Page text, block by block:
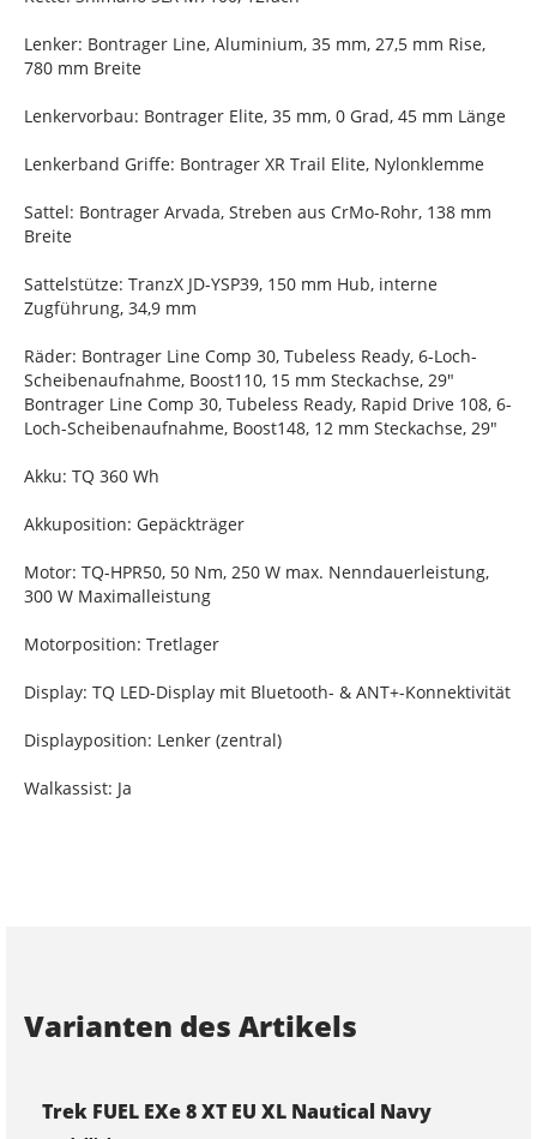
Lenker: Bontrager Line, Aluminium, 35 mm, 27,5 mm Rise,
780 mm Breite
Lenkervorbau: Bontrager Elite, 35 mm, 0 Grad, 45 mm Länge
Lenkerband Griffe: Bontrager XR Trail Elite, Nylonklemme
Sattel: Bontrager Arvada, Streben aus CrMo-Rohr, 138 mm
Breite
Sattelstütze: TranzX JD-YSP39, 150 mm Hub, interne
Zugführung, 34,9 mm
Räder: Bontrager Line Comp 30, Tubeless Ready, 6-Loch-
Scheibenaufnahme, Boost110, 15 mm Steckachse, 29"
Bontrager Line Comp 30, Tubeless Ready, Rapid Drive 108, 6-
Loch-Scheibenaufnahme, Boost148, 12 mm Steckachse, 29"
Akku: TQ 360 Wh
Akkuposition: Gepäckträger
Motor: TQ-HPR50, 50 Nm, 250 W max. Nenndauerleistung,
300 W Maximalleistung
Motorposition: Tretlager
Display: TQ LED-Display mit Bluetooth- & ANT+-Konnektivität
Displayposition: Lenker (zentral)
Walkassist: Ja
Varianten des Artikels
Trek FUEL EXe 8 XT EU XL Nautical Navy